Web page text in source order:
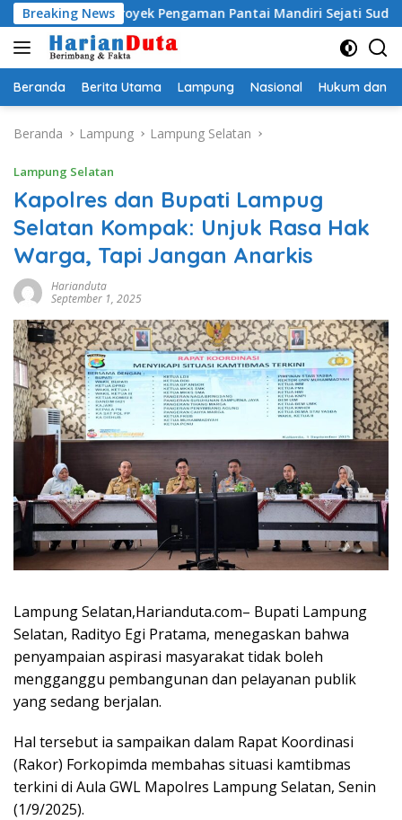
Langsung
ke
konten
Breaking News
Proyek Pengaman Pantai Mandiri Sejati Sudah Sesuai
Beranda Berita Utama Lampung Nasional Hukum dan
Beranda Lampung Lampung Selatan
Lampung Selatan
Kapolres dan Bupati Lampug
Selatan Kompak: Unjuk Rasa Hak
Warga, Tapi Jangan Anarkis
Harianduta
September 1, 2025
Lampung Selatan,Harianduta.com– Bupati Lampung
Selatan, Radityo Egi Pratama, menegaskan bahwa
penyampaian aspirasi masyarakat tidak boleh
mengganggu pembangunan dan pelayanan publik
yang sedang berjalan.
Hal tersebut ia sampaikan dalam Rapat Koordinasi
(Rakor) Forkopimda membahas situasi kamtibmas
terkini di Aula GWL Mapolres Lampung Selatan, Senin
(1/9/2025).